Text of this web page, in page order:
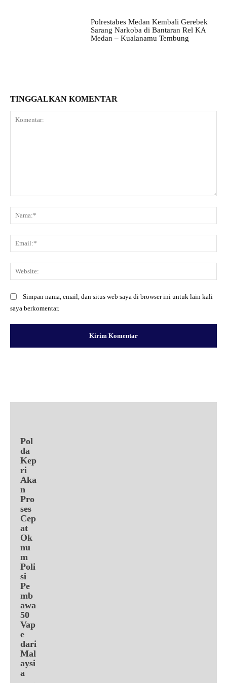
Polrestabes Medan Kembali Gerebek
Sarang Narkoba di Bantaran Rel KA
Medan – Kualanamu Tembung
TINGGALKAN KOMENTAR
Simpan nama, email, dan situs web saya di browser ini untuk lain kali
saya berkomentar.
Pol
da
Kep
ri
Aka
n
Pro
ses
Cep
at
Ok
nu
m
Poli
si
Pe
mb
awa
50
Vap
e
dari
Mal
aysi
a